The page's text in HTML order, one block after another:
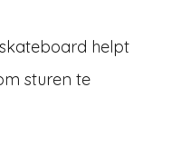
helpt
sturen te